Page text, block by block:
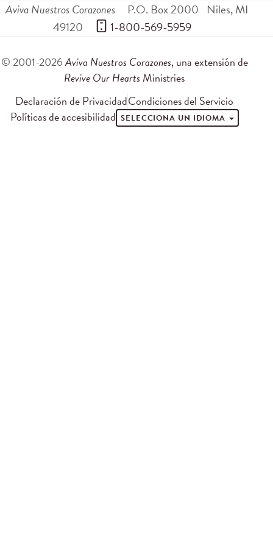
Aviva Nuestros Corazones P.O. Box 2000 Niles,MI
49120
1-800-569-5959
© 2001-2026Aviva Nuestros Corazones, una extensión de
Revive Our Hearts Ministries
Declaración de PrivacidadCondiciones del Servicio
Políticas de accesibilidad SELECCIONA UN IDIOMA